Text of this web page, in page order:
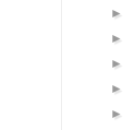
►
►
►
►
►